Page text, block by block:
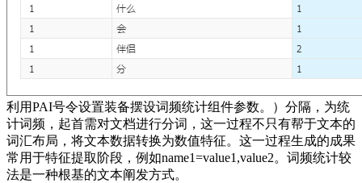
利用PAI号令设置装备摆设词频统计组件参数。）分隔，为统
计词频，起首需对文档进行分词，这一过程不只有帮于文本的
词汇布局，将文本数据转换为数值特征。这一过程生成的成果
常用于特征提取阶段，例如name1=value1,value2。词频统计较
法是一种根基的文本阐发方式。